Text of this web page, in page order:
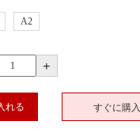
A2
+
れる すぐに購入